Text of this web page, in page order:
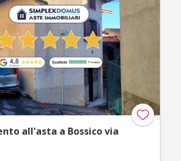
all'asta a Bossico via